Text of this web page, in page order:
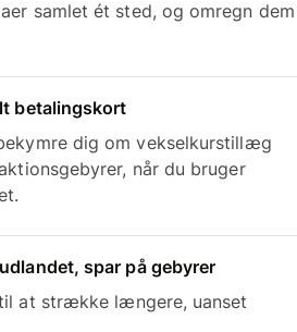
samlet ét sted, og omregn dem
betalingskort
dig om vekselkurstillæg
når du bruger
spar på gebyrer
at strække længere, uanset